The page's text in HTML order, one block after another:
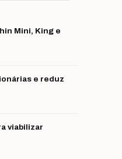
Mini, King e
e reduz
viabilizar